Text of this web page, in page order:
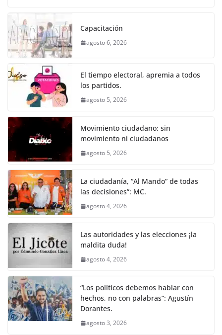
k
c
e
b
o
o
k
itt
er s
A
p
e
n
er
Capacitación
agosto 6, 2026
El tiempo electoral, apremia a todos
los partidos.
agosto 5, 2026
Movimiento ciudadano: sin
movimiento ni ciudadanos
agosto 5, 2026
La ciudadanía, “Al Mando” de todas
las decisiones”: MC.
agosto 4, 2026
Las autoridades y las elecciones ¡la
maldita duda!
agosto 4, 2026
“Los políticos debemos hablar con
hechos, no con palabras”: Agustín
Dorantes.
agosto 3, 2026